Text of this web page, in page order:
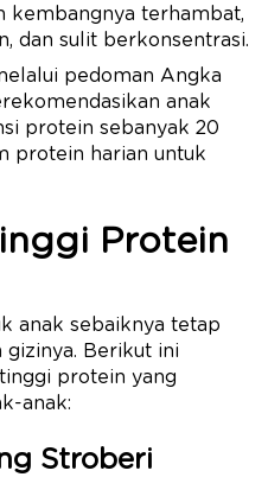
kembangnya terhambat,
dan sulit berkonsentrasi.
pedoman Angka
anak
protein sebanyak 20
protein harian untuk
Protein
anak sebaiknya tetap
gizinya. Berikut ini
protein yang
anak:
Stroberi